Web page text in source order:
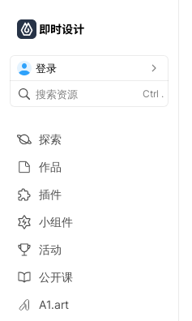
登录
Ctrl .
探索
作品
插件
小组件
活动
公开课
A1.art